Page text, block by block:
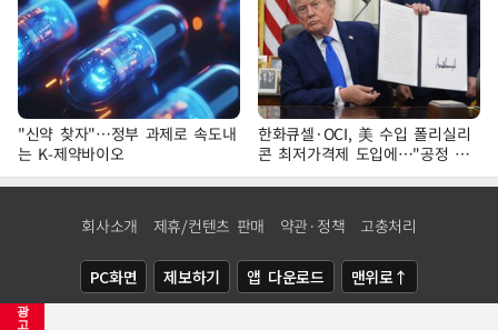
광
고
"신약 찾자"…정부 과제로 속도내
는 K-제약바이오
한화큐셀·OCI, 美 수입 폴리실리
콘 최저가격제 도입에…"공정 경
쟁·수익성 개선 환영"
회사소개 제휴/컨텐츠 판매 약관·정책 고충처리
PC화면 제보하기 앱 다운로드 맨위로↑